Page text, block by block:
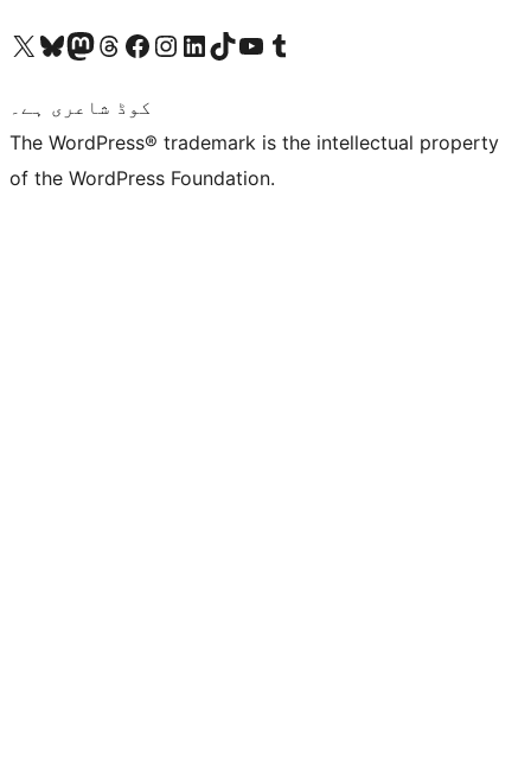
Visit our X (formerly Twitter) account
ہمارے بلیواسکائی اکاؤنٹ پر جائیں
Visit our Mastodon account
ہمارے ٹھریڈز اکاؤنٹ پر جائیں
Visit our Facebook page
Visit our Instagram account
Visit our LinkedIn account
ہمارے ٹک ٹاک اکاؤنٹ پر جائیں
Visit our YouTube channel
ہمارے ٹمبلر اکاؤنٹ پر جائیں
کوڈ شاعری ہے۔
The WordPress® trademark is the intellectual property
of the WordPress Foundation.